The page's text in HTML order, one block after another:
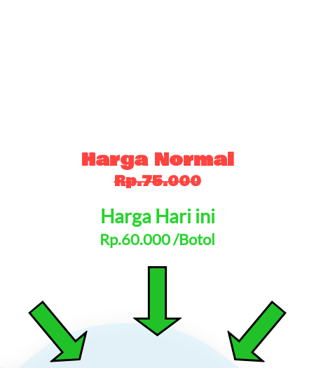
Harga Normal
Rp.75.000
Harga Hari ini
Rp.60.000 /Botol